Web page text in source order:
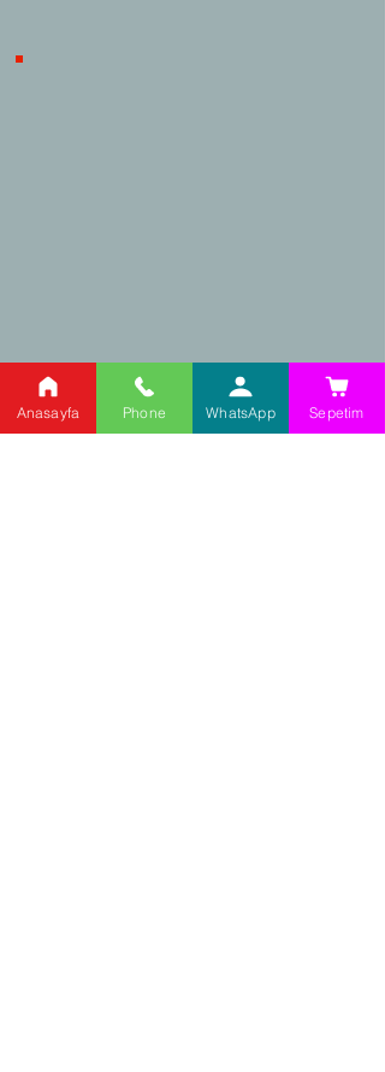
Adres:
Kargo Takip
Anasayfa Phone WhatsApp Sepetim